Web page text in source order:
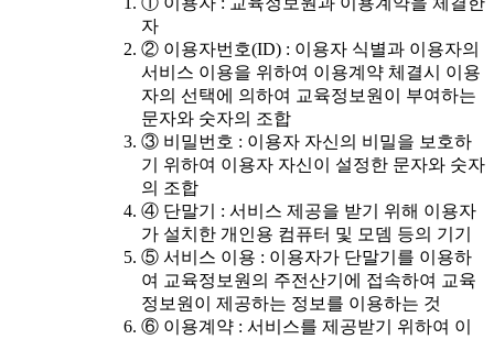
자
② 이용자번호(ID) : 이용자 식별과 이용자의
서비스 이용을 위하여 이용계약 체결시 이용
자의 선택에 의하여 교육정보원이 부여하는
문자와 숫자의 조합
③ 비밀번호 : 이용자 자신의 비밀을 보호하
기 위하여 이용자 자신이 설정한 문자와 숫자
의 조합
④ 단말기 : 서비스 제공을 받기 위해 이용자
가 설치한 개인용 컴퓨터 및 모뎀 등의 기기
⑤ 서비스 이용 : 이용자가 단말기를 이용하
여 교육정보원의 주전산기에 접속하여 교육
정보원이 제공하는 정보를 이용하는 것
⑥ 이용계약 : 서비스를 제공받기 위하여 이